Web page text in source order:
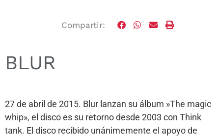
Compartir:
BLUR
27 de abril de 2015. Blur lanzan su álbum »The magic
whip», el disco es su retorno desde 2003 con Think
tank. El disco recibido unánimemente el apoyo de